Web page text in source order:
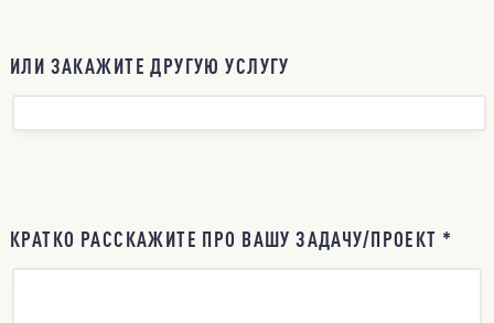
ИЛИ ЗАКАЖИТЕ ДРУГУЮ УСЛУГУ
КРАТКО РАССКАЖИТЕ ПРО ВАШУ ЗАДАЧУ/ПРОЕКТ *